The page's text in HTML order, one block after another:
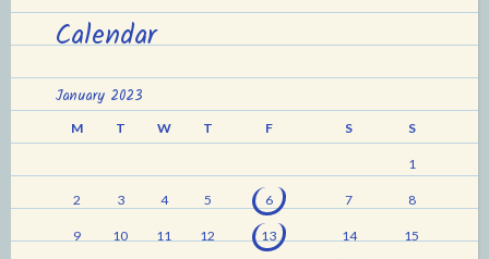
Calendar
January 2023
M T W T F S S
1
2 3 4 5 6 7 8
9 10 11 12 13 14 15